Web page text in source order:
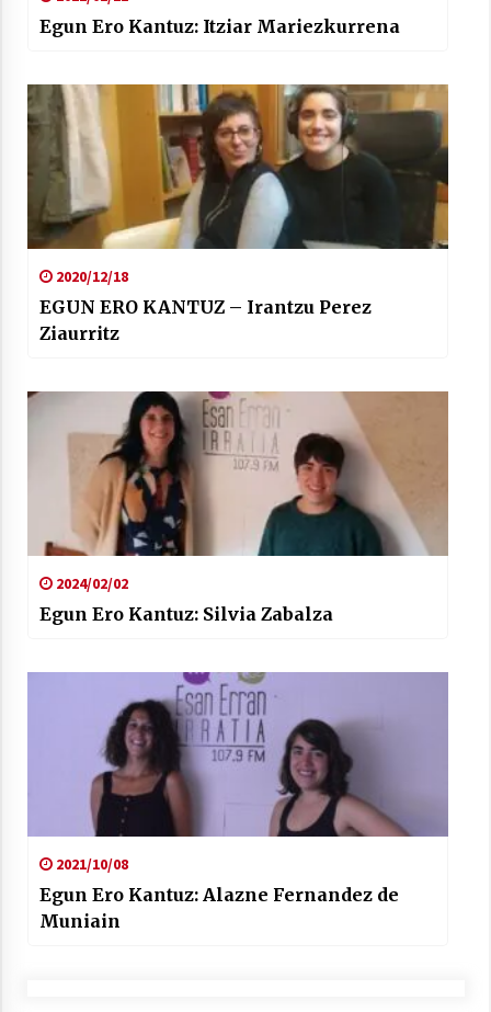
Egun Ero Kantuz: Itziar Mariezkurrena
2020/12/18
EGUN ERO KANTUZ – Irantzu Perez
Ziaurritz
2024/02/02
Egun Ero Kantuz: Silvia Zabalza
2021/10/08
Egun Ero Kantuz: Alazne Fernandez de
Muniain